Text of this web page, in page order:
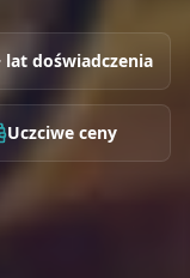
lat doświadczenia
Uczciwe ceny